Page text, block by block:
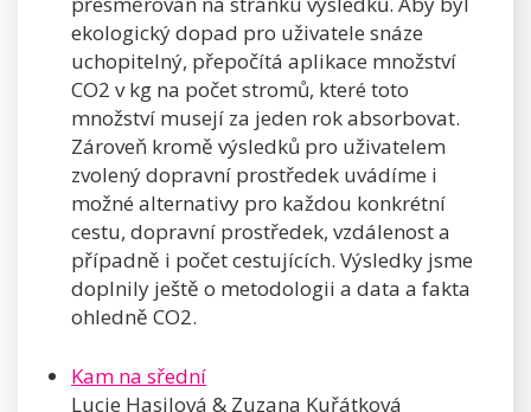
ekologický dopad pro uživatele snáze
uchopitelný, přepočítá aplikace množství
CO2 v kg na počet stromů, které toto
množství musejí za jeden rok absorbovat.
Zároveň kromě výsledků pro uživatelem
zvolený dopravní prostředek uvádíme i
možné alternativy pro každou konkrétní
cestu, dopravní prostředek, vzdálenost a
případně i počet cestujících. Výsledky jsme
doplnily ještě o metodologii a data a fakta
ohledně CO2.
Kam na sřední
Lucie Hasilová & Zuzana Kuřátková